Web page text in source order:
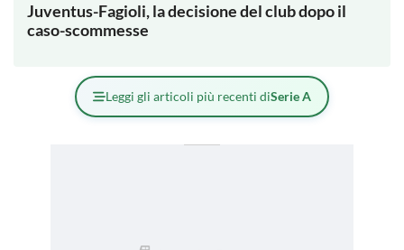
Juventus-Fagioli, la decisione del club dopo il
caso-scommesse
Leggi gli articoli più recenti diSerie A